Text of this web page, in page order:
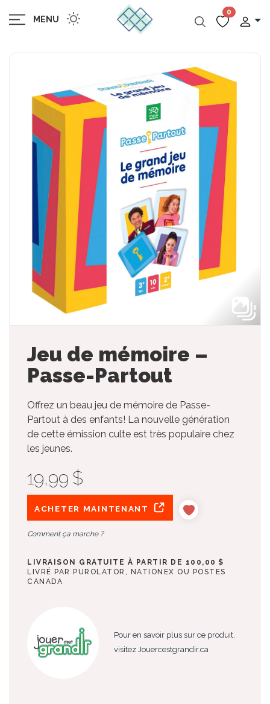
MENU
0
Jeu de mémoire –
Passe-Partout
Offrez un beau jeu de mémoire de Passe-
Partout à des enfants! La nouvelle génération
de cette émission culte est très populaire chez
les jeunes.
19,99 $
ACHETER MAINTENANT
Comment ça marche ?
LIVRAISON GRATUITE À PARTIR DE 100,00 $
LIVRÉ PAR PUROLATOR, NATIONEX OU POSTES
CANADA
Pour en savoir plus sur ce produit,
visitez Jouercestgrandir.ca